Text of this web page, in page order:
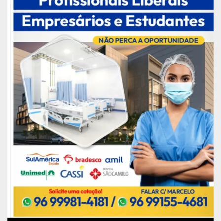
As ruas Nova República, no Jardim Felicidade 1, e
Bananeiras, no bairro Brasil Novo, também têm
obras em execução. Assim como a Rua São
Paulo, que é uma importante via de ligação entre
as zonas norte e sul, a Rua Eliezer Levy e Antônio
Coelho de Carvalho, no Centro, e a Feliciano
Coelho, no bairro do Trem, também recebem
trabalhos.
Publicidade (x)